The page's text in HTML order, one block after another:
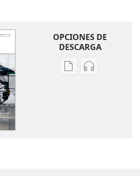
OPCIONES DE
DESCARGA
OpcionesOpciones